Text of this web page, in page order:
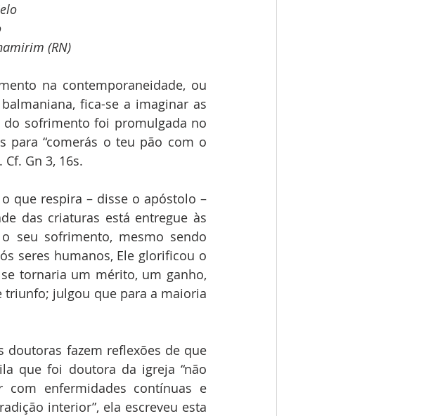
(RN)
na contemporaneidade, ou
fica-se a imaginar as
do sofrimento foi promulgada no
para “comerás o teu pão com o
Gn 3, 16s.
respira – disse o apóstolo –
das criaturas está entregue às
seu sofrimento, mesmo sendo
seres humanos, Ele glorificou o
tornaria um mérito, um ganho,
triunfo; julgou que para a maioria
fazem reflexões de que
que foi doutora da igreja “não
enfermidades contínuas e
interior”, ela escreveu esta